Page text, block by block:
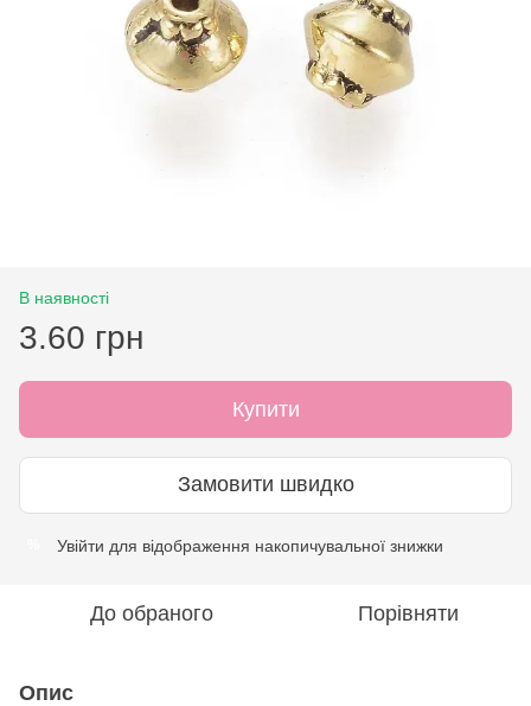
В наявності
3.60 грн
Купити
Замовити швидко
Увійти для відображення накопичувальної знижки
До обраного Порівняти
Опис